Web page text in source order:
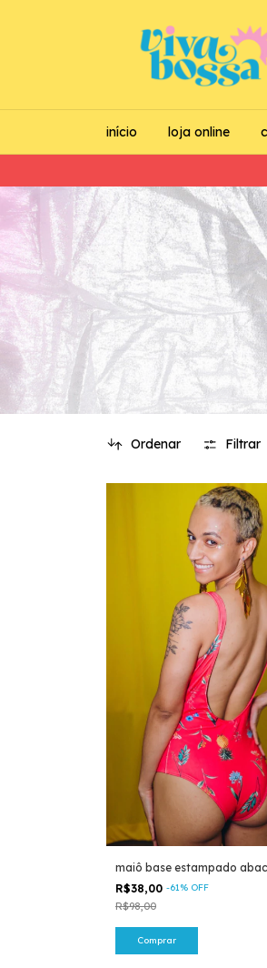
início loja online
Ordenar Filtrar
maiô base estampado
R$38,00 -61% OFF
R$98,00
Comprar